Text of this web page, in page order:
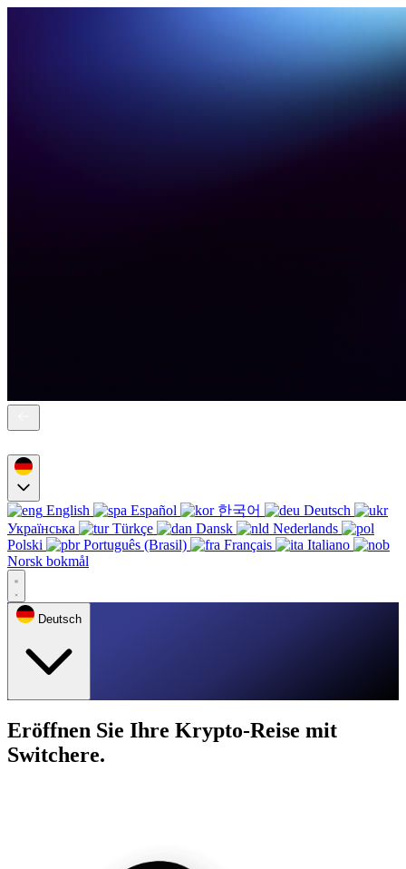
English Español 한국어
Deutsch
Українська
Türkçe Dansk
Nederlands
Polski
Português (Brasil) Français
Italiano
Norsk bokmål
Deutsch
Eröffnen Sie Ihre Krypto-Reise mit
Switchere.